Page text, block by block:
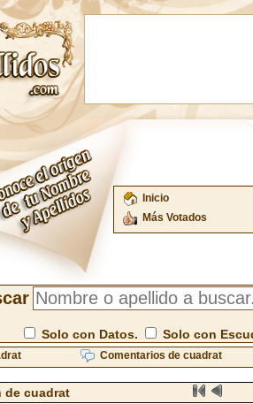
Inicio
Más Votados
Solo con Datos. Solo con
Comentarios de cuadrat
de cuadrat